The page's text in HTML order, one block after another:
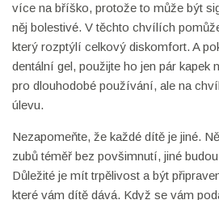
více na bříško, protože to může být
něj bolestivé. V těchto chvílích
který rozptýlí celkový diskomfort. A
dentální gel, použijte ho jen pár kapek
pro dlouhodobé používání, ale na
úlevu.
Nezapomeňte, že každé dítě je jiné.
zubů téměř bez povšimnutí, jiné
Důležité je mít trpělivost a být
které vám dítě dává. Když se vám